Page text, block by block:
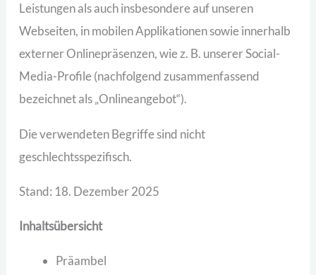
Leistungen als auch insbesondere auf unseren
Webseiten, in mobilen Applikationen sowie innerhalb
externer Onlinepräsenzen, wie z. B. unserer Social-
Media-Profile (nachfolgend zusammenfassend
bezeichnet als „Onlineangebot“).
Die verwendeten Begriffe sind nicht
geschlechtsspezifisch.
Stand: 18. Dezember 2025
Inhaltsübersicht
Präambel